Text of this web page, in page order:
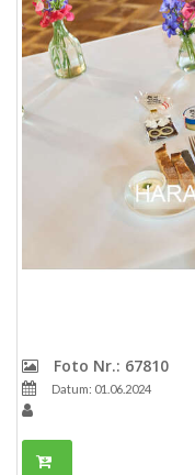
Foto Nr.: 67810
Datum: 01.06.2024